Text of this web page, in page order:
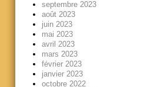
septembre 2023
août 2023
juin 2023
mai 2023
avril 2023
mars 2023
février 2023
janvier 2023
octobre 2022